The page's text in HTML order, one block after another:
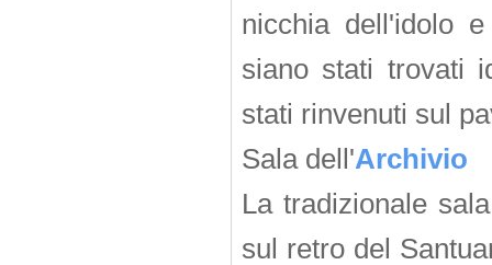
nicchia dell'idolo
siano stati trovati
stati rinvenuti sul
Sala dell'Archivio
La tradizionale
sul retro del